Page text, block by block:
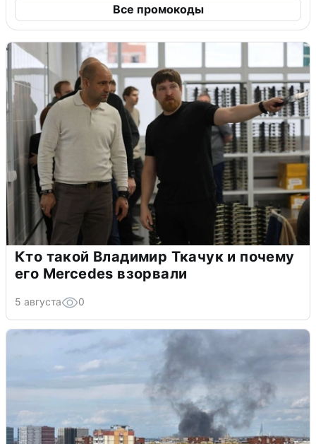
Все промокоды
Кто такой Владимир Ткачук и почему
его Mercedes взорвали
5 августа 0